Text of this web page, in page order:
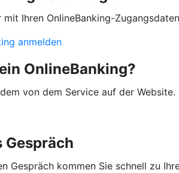
mit Ihren OnlineBanking-
anmelden
OnlineBanking?
von dem Service auf der
Gespräch
Gespräch kommen Sie schnell zu